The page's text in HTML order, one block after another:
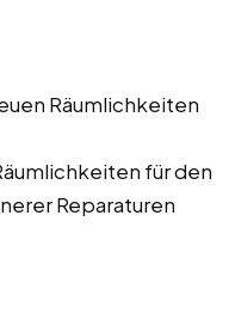
Räumlichkeiten
für den
Reparaturen